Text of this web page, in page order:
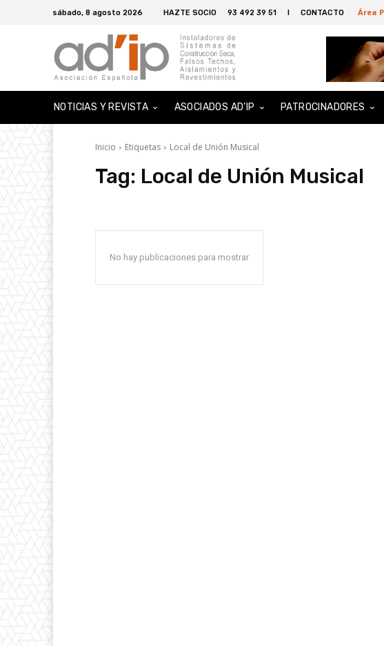
sábado, 8 agosto 2026 HAZTE SOCIO 93 492 39 51 I CONTACTO Área
NOTICIAS Y REVISTA ASOCIADOS AD’IP PATROCINADORES
Inicio Etiquetas Local de Unión Musical
Tag: Local de Unión Musical
No hay publicaciones para mostrar